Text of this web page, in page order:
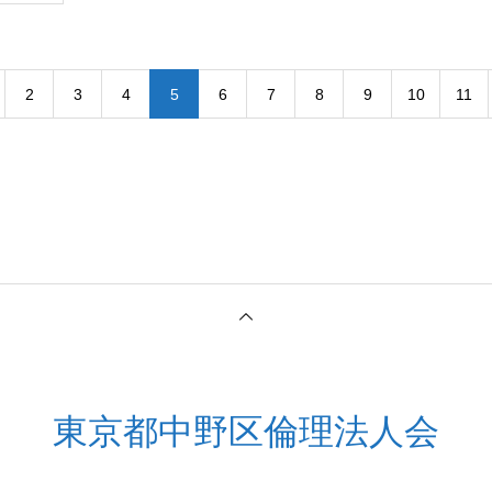
2 3 4 5 6 7 8 9 10 11
東京都中野区倫理法人会